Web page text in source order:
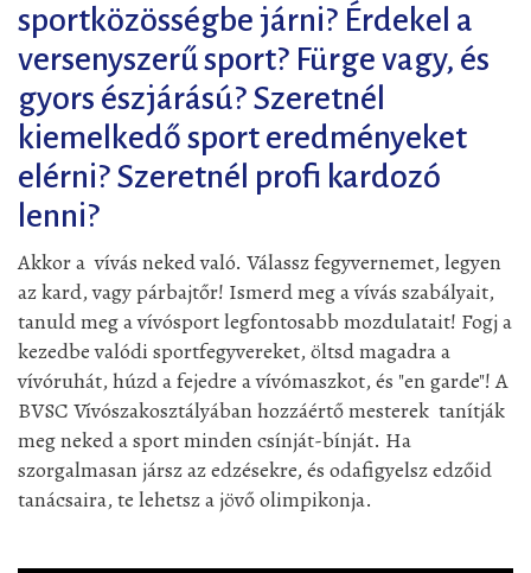
sportközösségbe járni? Érdekel a
versenyszerű sport? Fürge vagy, és
gyors észjárású? Szeretnél
kiemelkedő sport eredményeket
elérni? Szeretnél profi kardozó
lenni?
Akkor a vívás neked való. Válassz fegyvernemet, legyen
az kard, vagy párbajtőr! Ismerd meg a vívás szabályait,
tanuld meg a vívósport legfontosabb mozdulatait! Fogj a
kezedbe valódi sportfegyvereket, öltsd magadra a
vívóruhát, húzd a fejedre a vívómaszkot, és "en garde"! A
BVSC Vívószakosztályában hozzáértő mesterek tanítják
meg neked a sport minden csínját-bínját. Ha
szorgalmasan jársz az edzésekre, és odafigyelsz edzőid
tanácsaira, te lehetsz a jövő olimpikonja.